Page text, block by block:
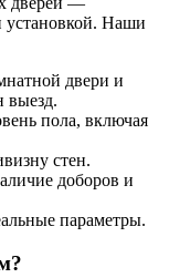
установкой. Наши
двери и
выезд.
пола, включая
стен.
доборов и
параметры.